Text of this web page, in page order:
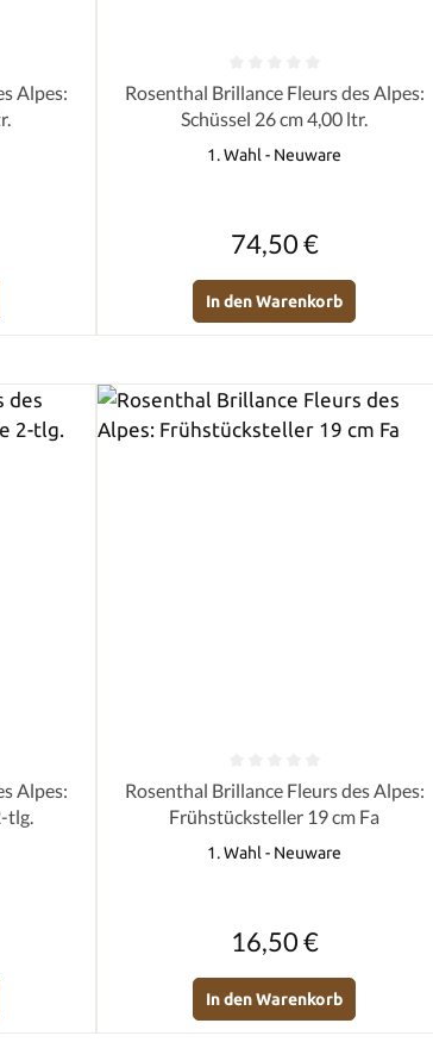
von 0 von 5 Sternen
Durchschnittliche Bewertung von
Rosenthal Brillance Fleurs des Alpes:
Schüssel 26 cm 4,00 ltr.
1. Wahl - Neuware
74,50 €
In den Warenkorb
von 0 von 5 Sternen
Alpes:
tlg.
Durchschnittliche Bewertung von
Rosenthal Brillance Fleurs des Alpes:
Frühstücksteller 19 cm Fa
1. Wahl - Neuware
16,50 €
In den Warenkorb